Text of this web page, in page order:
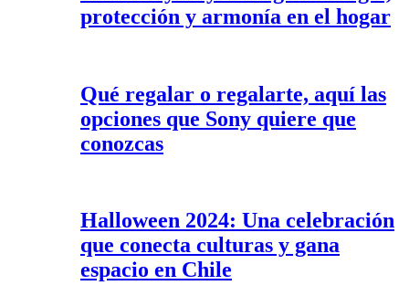
protección y armonía en el hogar
Qué regalar o regalarte, aquí las
opciones que Sony quiere que
conozcas
Halloween 2024: Una celebración
que conecta culturas y gana
espacio en Chile